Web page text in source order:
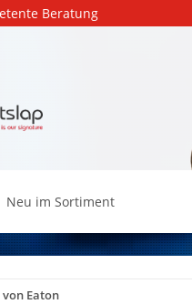
Beratung
Neu im Sortiment
Eaton